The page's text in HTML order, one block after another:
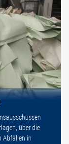
über die
Abfällen in